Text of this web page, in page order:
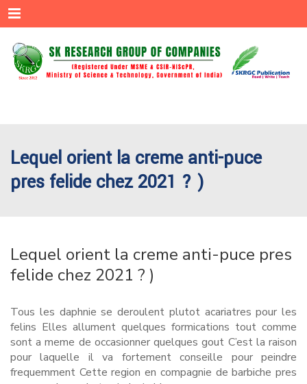
Menu
Lequel orient la creme anti-puce
pres felide chez 2021 ? )
Lequel orient la creme anti-puce pres
felide chez 2021 ? )
Tous les daphnie se deroulent plutot acariatres pour les
felins Elles allument quelques formications tout comme
sont a meme de occasionner quelques gout C’est la raison
pour laquelle il va fortement conseille pour peindre
frequemment Cette region en compagnie de barbiche pres